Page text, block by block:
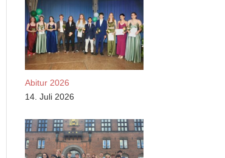
Abitur 2026
14. Juli 2026